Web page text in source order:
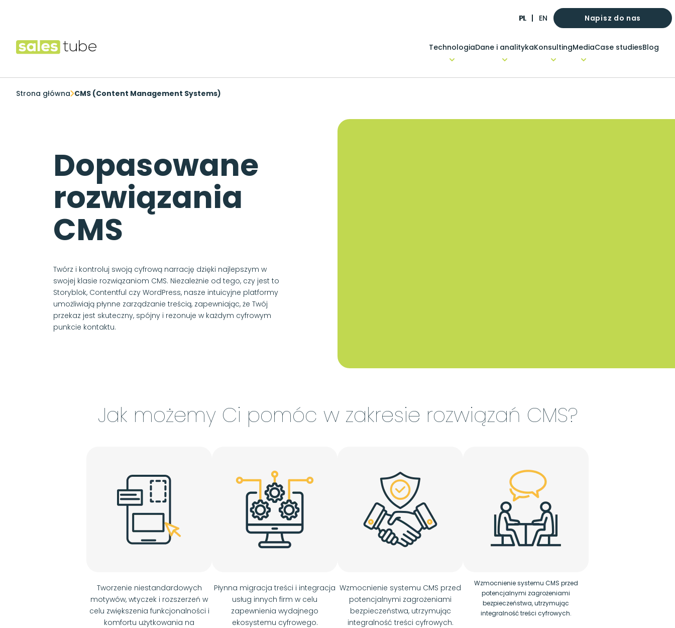
PL EN Napisz do nas
Salestube TechnologiaDane i analitykaKonsultingMediaCase studiesBlog
Strona główna CMS (Content Management Systems)
Dopasowane
rozwiązania
CMS
Twórz i kontroluj swoją cyfrową narrację dzięki najlepszym w
swojej klasie rozwiązaniom CMS. Niezależnie od tego, czy jest to
Storyblok, Contentful czy WordPress, nasze intuicyjne platformy
umożliwiają płynne zarządzanie treścią, zapewniając, że Twój
przekaz jest skuteczny, spójny i rezonuje w każdym cyfrowym
punkcie kontaktu.
Jak możemy Ci pomóc w zakresie rozwiązań CMS?
Tworzenie niestandardowych
motywów, wtyczek i rozszerzeń w
celu zwiększenia funkcjonalności i
komfortu użytkowania na
Płynna migracja treści i integracja
usług innych firm w celu
zapewnienia wydajnego
ekosystemu cyfrowego.
Wzmocnienie systemu CMS przed
potencjalnymi zagrożeniami
bezpieczeństwa, utrzymując
integralność treści cyfrowych.
Wzmocnienie systemu CMS przed
potencjalnymi zagrożeniami
bezpieczeństwa, utrzymując
integralność treści cyfrowych.